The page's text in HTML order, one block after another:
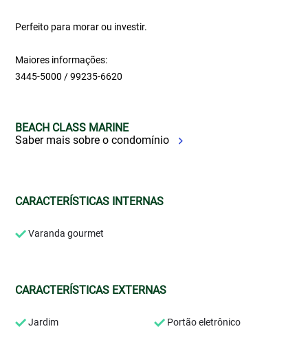
Perfeito para morar ou investir.
Maiores informações:
3445-5000 / 99235-6620
BEACH CLASS MARINE
Saber mais sobre o condomínio
CARACTERÍSTICAS INTERNAS
Varanda gourmet
CARACTERÍSTICAS EXTERNAS
Jardim Portão eletrônico